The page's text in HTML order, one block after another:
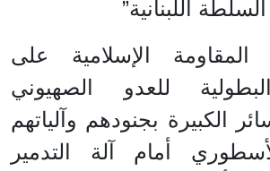
اللبنانية”
المقاومة الإسلامية على
للعدو الصهيوني
الكبيرة بجنودهم وآلياتهم
أمام آلة التدمير